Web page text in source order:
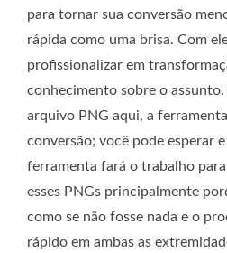
para tornar sua conversão
rápida como uma brisa. Com
profissionalizar em
conhecimento sobre o
arquivo PNG aqui, a
conversão; você pode esperar
ferramenta fará o trabalho
esses PNGs principalmente
como se não fosse nada e o
rápido em ambas as